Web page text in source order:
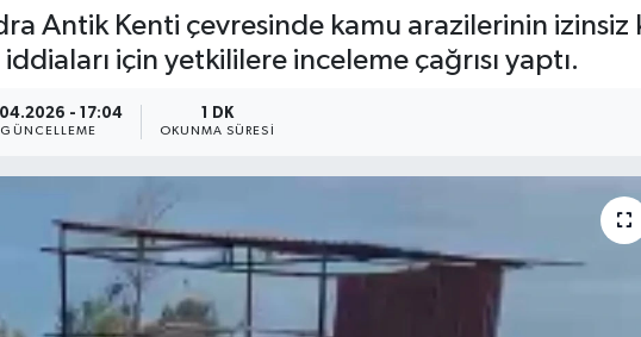
Antik Kenti çevresinde kamu arazilerinin izinsiz
için yetkililere inceleme çağrısı yaptı.
- 17:04
GÜNCELLEME
1 DK
OKUNMA SÜRESI